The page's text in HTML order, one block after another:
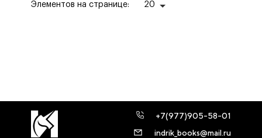
Элементов на странице: 20
+7(977)905-58-01
indrik_books@mail.ru